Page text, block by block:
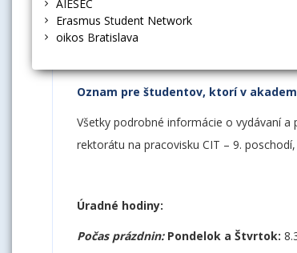
AIESEC
Erasmus Student Network
oikos Bratislava
Aktuálne informácie
Oznam pre študentov, ktorí v
Všetky podrobné informácie o vydávaní a
rektorátu na pracovisku CIT – 9. poschodí,
Úradné hodiny:
Počas prázdnin:Pondelok a Štvrtok: